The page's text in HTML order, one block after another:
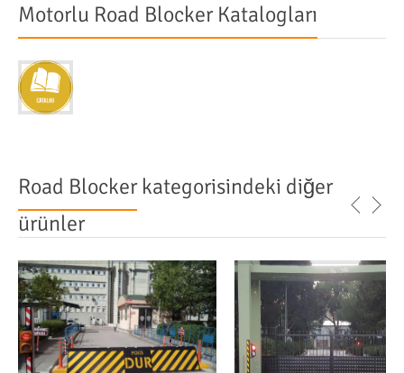
Motorlu Road Blocker Katalogları
Road Blockerkategorisindeki diğer
ürünler